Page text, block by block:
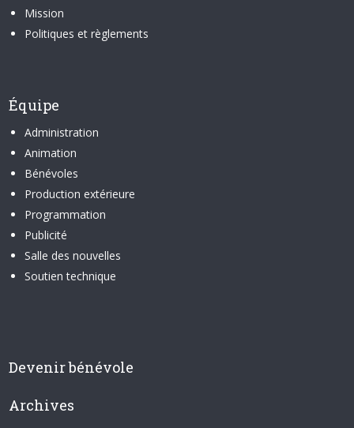
Mission
Politiques et règlements
Équipe
Administration
Animation
Bénévoles
Production extérieure
Programmation
Publicité
Salle des nouvelles
Soutien technique
Devenir bénévole
Archives